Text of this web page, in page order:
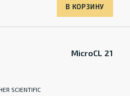
В КОРЗИНУ
MicroCL 21
SCIENTIFIC